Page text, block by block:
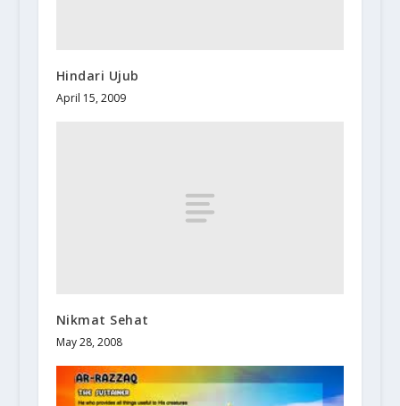
Hindari Ujub
April 15, 2009
Nikmat Sehat
May 28, 2008